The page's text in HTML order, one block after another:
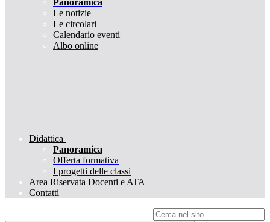
Panoramica
Le notizie
Le circolari
Calendario eventi
Albo online
Didattica
Panoramica
Offerta formativa
I progetti delle classi
Area Riservata Docenti e ATA
Contatti